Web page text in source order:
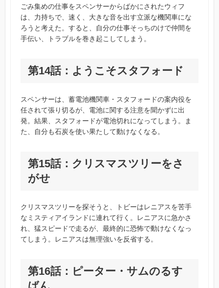
ごみ集めの仕事をスペンサーからばかにされたウィフ
は、力持ちで、速く、大きな音を出す立派な機関車にな
ろうと考えた。すると、自分の仕事そっちのけで仲間を
手伝い、トラブルを巻き起こしてしまう。
第14話：ようこそスタフォード
スペンサーは、蓄電池機関車・スタフォードの案内役を
任されて張り切るが、電池に関する注意を聞かずに出
発。結果、スタフォードが電池切れになってしまう。ま
た、自分も石炭を使い果たして動けなくなる。
第15話：クリスマスツリーをさ
がせ
クリスマスツリーを探そうと、トビーはレニアスを苦手
なミスティアイランドに連れて行く。レニアスに急かさ
れ、猛スピードで走るが、最終的に恐怖で動けなくなっ
てしまう。レニアスは無理強いを反省する。
第16話：ピーター・サムのるす